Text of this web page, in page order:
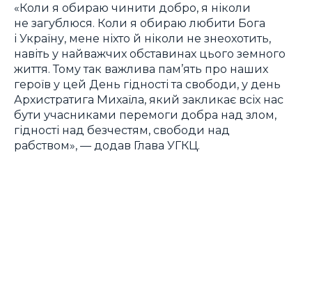
«Коли я обираю чинити добро, я ніколи
не загублюся. Коли я обираю любити Бога
і Україну, мене ніхто й ніколи не знеохотить,
навіть у найважчих обставинах цього земного
життя. Тому так важлива пам’ять про наших
героїв у цей День гідності та свободи, у день
Архистратига Михаїла, який закликає всіх нас
бути учасниками перемоги добра над злом,
гідності над безчестям, свободи над
рабством», — додав Глава УГКЦ.